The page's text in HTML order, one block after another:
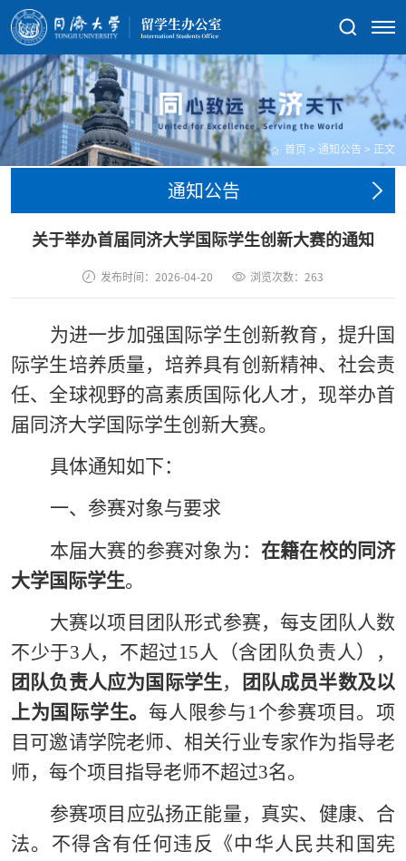
首页 >通知公告 > 正文
通知公告
关于举办首届同济大学国际学生创新大赛的通知
发布时间：2026-04-20 浏览次数：263
为进一步加强 国际学生创新教育，提升国
际学生培养质量，培养具有创新精神、 社会责
任、全球视野的高素质国际化人才， 现举办首
届 同济大学国际学生创新大赛。
具体通知如下：
一、参赛对象与要求
本届大赛的参赛对象为： 在籍在校的同济
大学国际学生。
大赛以项目团队形式参赛，每支团队人数
不少于3人，不超过15人（含团队负责人），
团队负责人应为国际学生，
团队成员半数及以
上为国际学生。 每人限参与 1个参赛项目。项
目可邀请学院老师、相关行业专家作为指导老
师，每个项目指导老师不超过3名。
参赛项目应弘扬正能量，真实、健康、合
法。不得含有任何违反《中华人民共和国宪